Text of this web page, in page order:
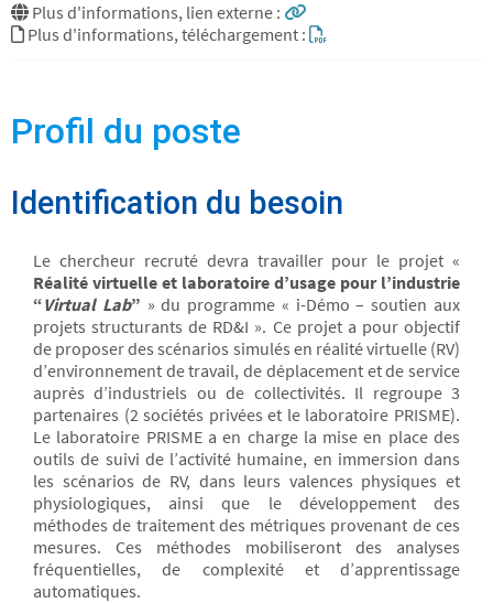
Plus d'informations, lien externe :
Plus d'informations, téléchargement :
Profil du poste
Identification du besoin
Le chercheur recruté devra travailler pour le projet «
Réalité virtuelle et laboratoire d’usage pour l’industrie
“Virtual Lab” » du programme « i-Démo – soutien aux
projets structurants de RD&I ». Ce projet a pour objectif
de proposer des scénarios simulés en réalité virtuelle (RV)
d’environnement de travail, de déplacement et de service
auprès d’industriels ou de collectivités. Il regroupe 3
partenaires (2 sociétés privées et le laboratoire PRISME).
Le laboratoire PRISME a en charge la mise en place des
outils de suivi de l’activité humaine, en immersion dans
les scénarios de RV, dans leurs valences physiques et
physiologiques, ainsi que le développement des
méthodes de traitement des métriques provenant de ces
mesures. Ces méthodes mobiliseront des analyses
fréquentielles, de complexité et d’apprentissage
automatiques.